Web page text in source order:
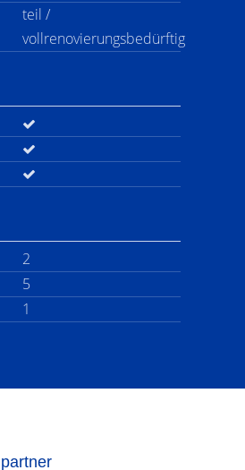
teil /
vollrenovierungsbedürftig
2
5
1